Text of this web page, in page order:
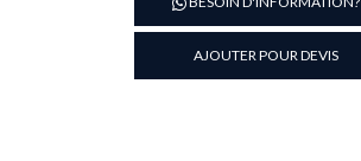
4
plaques
rondes
AJOUTER POUR DEVIS